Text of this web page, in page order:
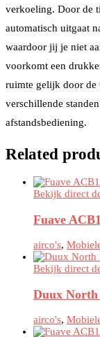
verkoeling. Door de
automatisch uitgaat
waardoor jij je niet
voorkomt een
ruimte gelijk door de
verschillende
afstandsbediening.
Related
Bekijk direct
Fuave
airco's,
Bekijk direct
Duux
airco's,